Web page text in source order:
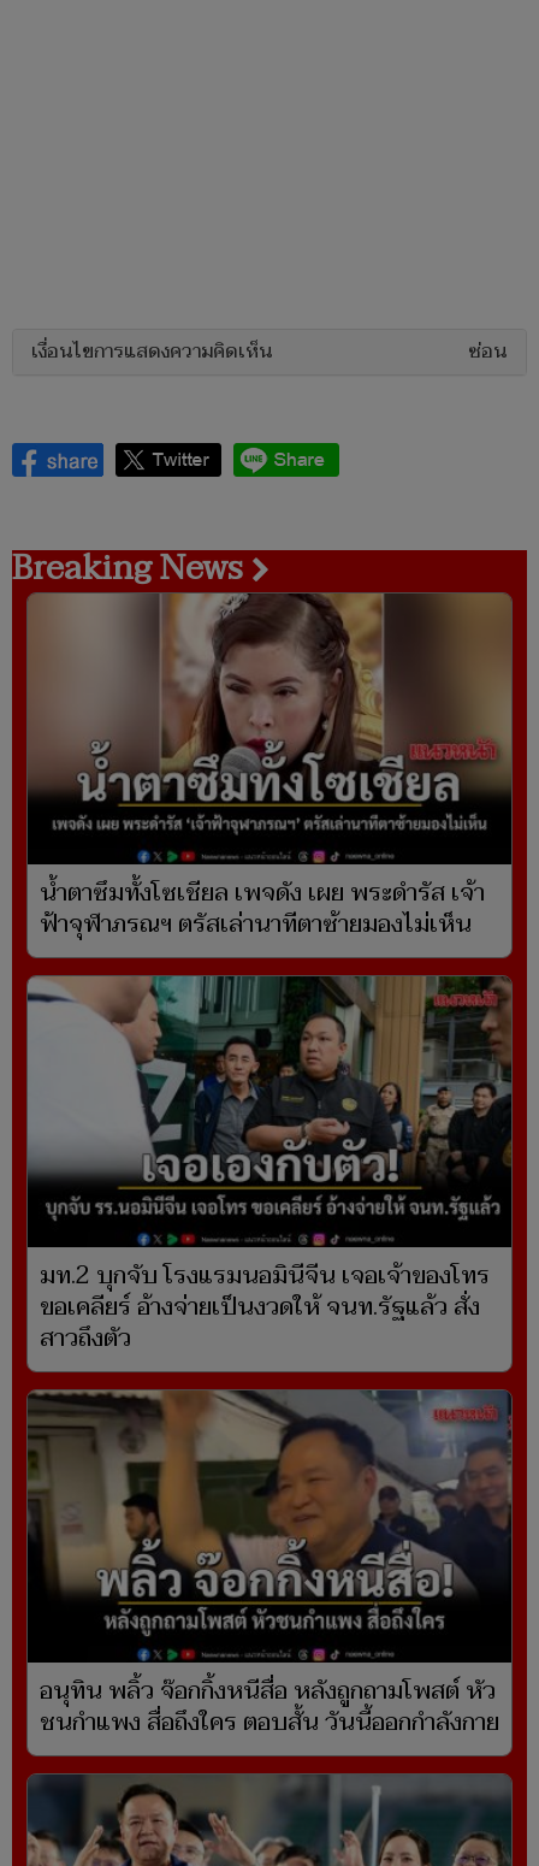
เงื่อนไขการแสดงความคิดเห็น ซ่อน
Breaking News
น้ำตาซึมทั้งโซเชียล เพจดัง เผย พระดำรัส เจ้า
ฟ้าจุฬาภรณฯ ตรัสเล่านาทีตาซ้ายมองไม่เห็น
มท.2 บุกจับ โรงแรมนอมินีจีน เจอเจ้าของโทร
ขอเคลียร์ อ้างจ่ายเป็นงวดให้ จนท.รัฐแล้ว สั่ง
สาวถึงตัว
อนุทิน พลิ้ว จ๊อกกิ้งหนีสื่อ หลังถูกถามโพสต์ หัว
ชนกำแพง สื่อถึงใคร ตอบสั้น วันนี้ออกกำลังกาย